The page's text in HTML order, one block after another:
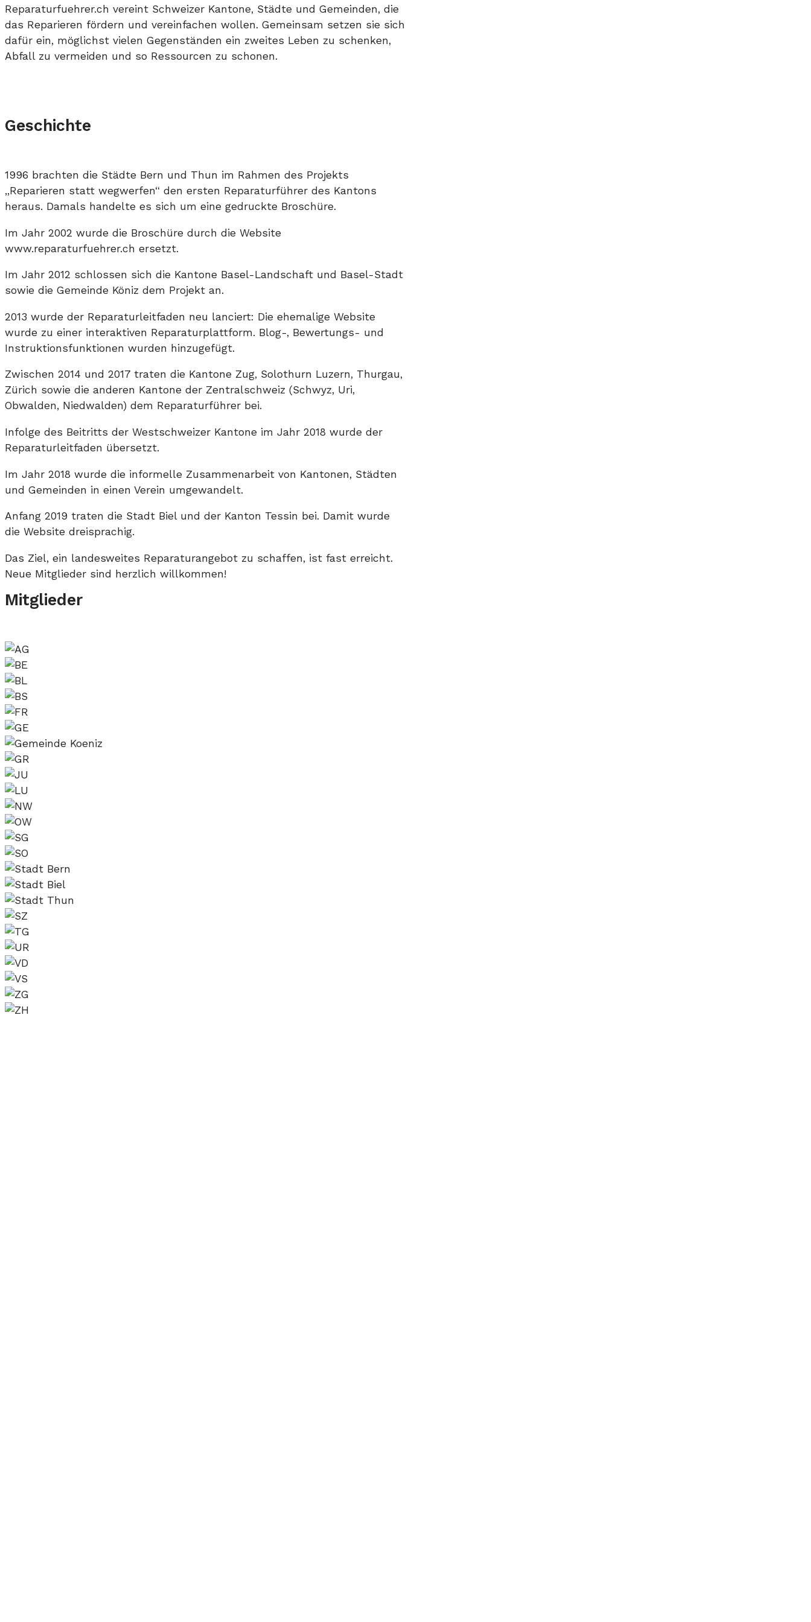
Reparaturfuehrer.ch vereint Schweizer Kantone, Städte und Gemeinden, die
das Reparieren fördern und vereinfachen wollen. Gemeinsam setzen sie sich
dafür ein, möglichst vielen Gegenständen ein zweites Leben zu schenken,
Abfall zu vermeiden und so Ressourcen zu schonen.
Geschichte
1996 brachten die Städte Bern und Thun im Rahmen des Projekts
„Reparieren statt wegwerfen“ den ersten Reparaturführer des Kantons
heraus. Damals handelte es sich um eine gedruckte Broschüre.
Im Jahr 2002 wurde die Broschüre durch die Website
www.reparaturfuehrer.ch ersetzt.
Im Jahr 2012 schlossen sich die Kantone Basel-Landschaft und Basel-Stadt
sowie die Gemeinde Köniz dem Projekt an.
2013 wurde der Reparaturleitfaden neu lanciert: Die ehemalige Website
wurde zu einer interaktiven Reparaturplattform. Blog-, Bewertungs- und
Instruktionsfunktionen wurden hinzugefügt.
Zwischen 2014 und 2017 traten die Kantone Zug, Solothurn Luzern, Thurgau,
Zürich sowie die anderen Kantone der Zentralschweiz (Schwyz, Uri,
Obwalden, Niedwalden) dem Reparaturführer bei.
Infolge des Beitritts der Westschweizer Kantone im Jahr 2018 wurde der
Reparaturleitfaden übersetzt.
Im Jahr 2018 wurde die informelle Zusammenarbeit von Kantonen, Städten
und Gemeinden in einen Verein umgewandelt.
Anfang 2019 traten die Stadt Biel und der Kanton Tessin bei. Damit wurde
die Website dreisprachig.
Das Ziel, ein landesweites Reparaturangebot zu schaffen, ist fast erreicht.
Neue Mitglieder sind herzlich willkommen!
Mitglieder